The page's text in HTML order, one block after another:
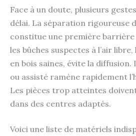
Face à un doute, plusieurs
délai. La séparation rigoureuse
constitue une première barrière
les bûches suspectes à l’air
en bois saines, évite la diffusion.
ou assisté ramène rapidement
Les pièces trop atteintes
dans des centres adaptés.
Voici une liste de matériels